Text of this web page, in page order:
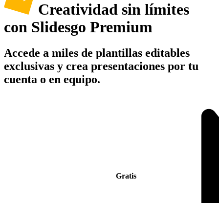
Creatividad sin límites
con Slidesgo Premium
Accede a miles de plantillas editables
exclusivas y crea presentaciones por tu
cuenta o en equipo.
Gratis